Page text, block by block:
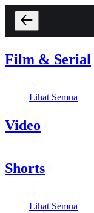
Film & Serial
Lihat Semua
Video
Shorts
Lihat Semua